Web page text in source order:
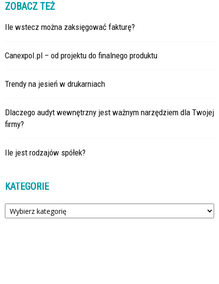
ZOBACZ TEŻ
Ile wstecz można zaksięgować fakturę?
Canexpol.pl – od projektu do finalnego produktu
Trendy na jesień w drukarniach
Dlaczego audyt wewnętrzny jest ważnym narzędziem dla Twojej
firmy?
Ile jest rodzajów spółek?
KATEGORIE
Kategorie